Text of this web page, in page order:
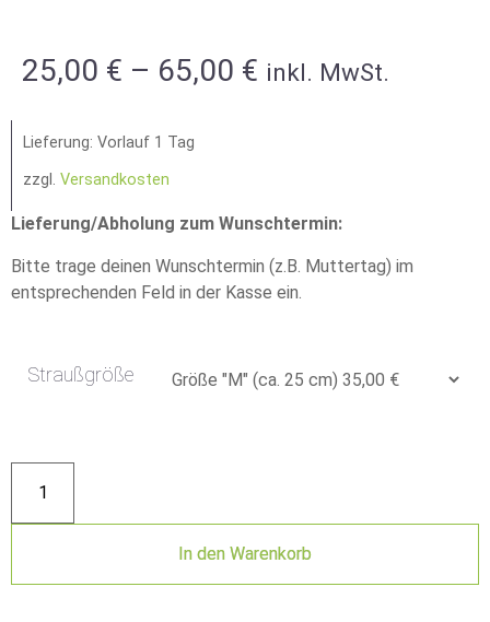
25,00 € – 65,00 € inkl. MwSt.
Lieferung: Vorlauf 1 Tag
zzgl. Versandkosten
Lieferung/Abholung zum Wunschtermin:
Bitte trage deinen Wunschtermin (z.B. Muttertag) im
entsprechenden Feld in der Kasse ein.
Straußgröße
In den Warenkorb